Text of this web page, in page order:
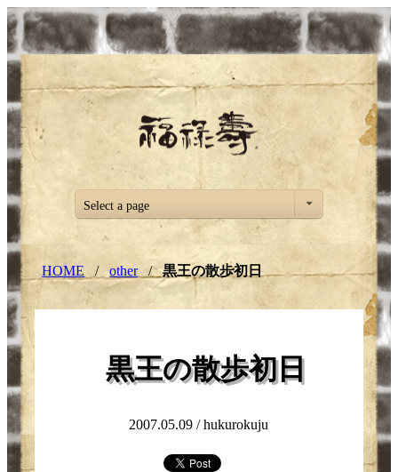
Select a page
HOME / other / 黒王の散歩初日
黒王の散歩初日
2007.05.09 /hukurokuju